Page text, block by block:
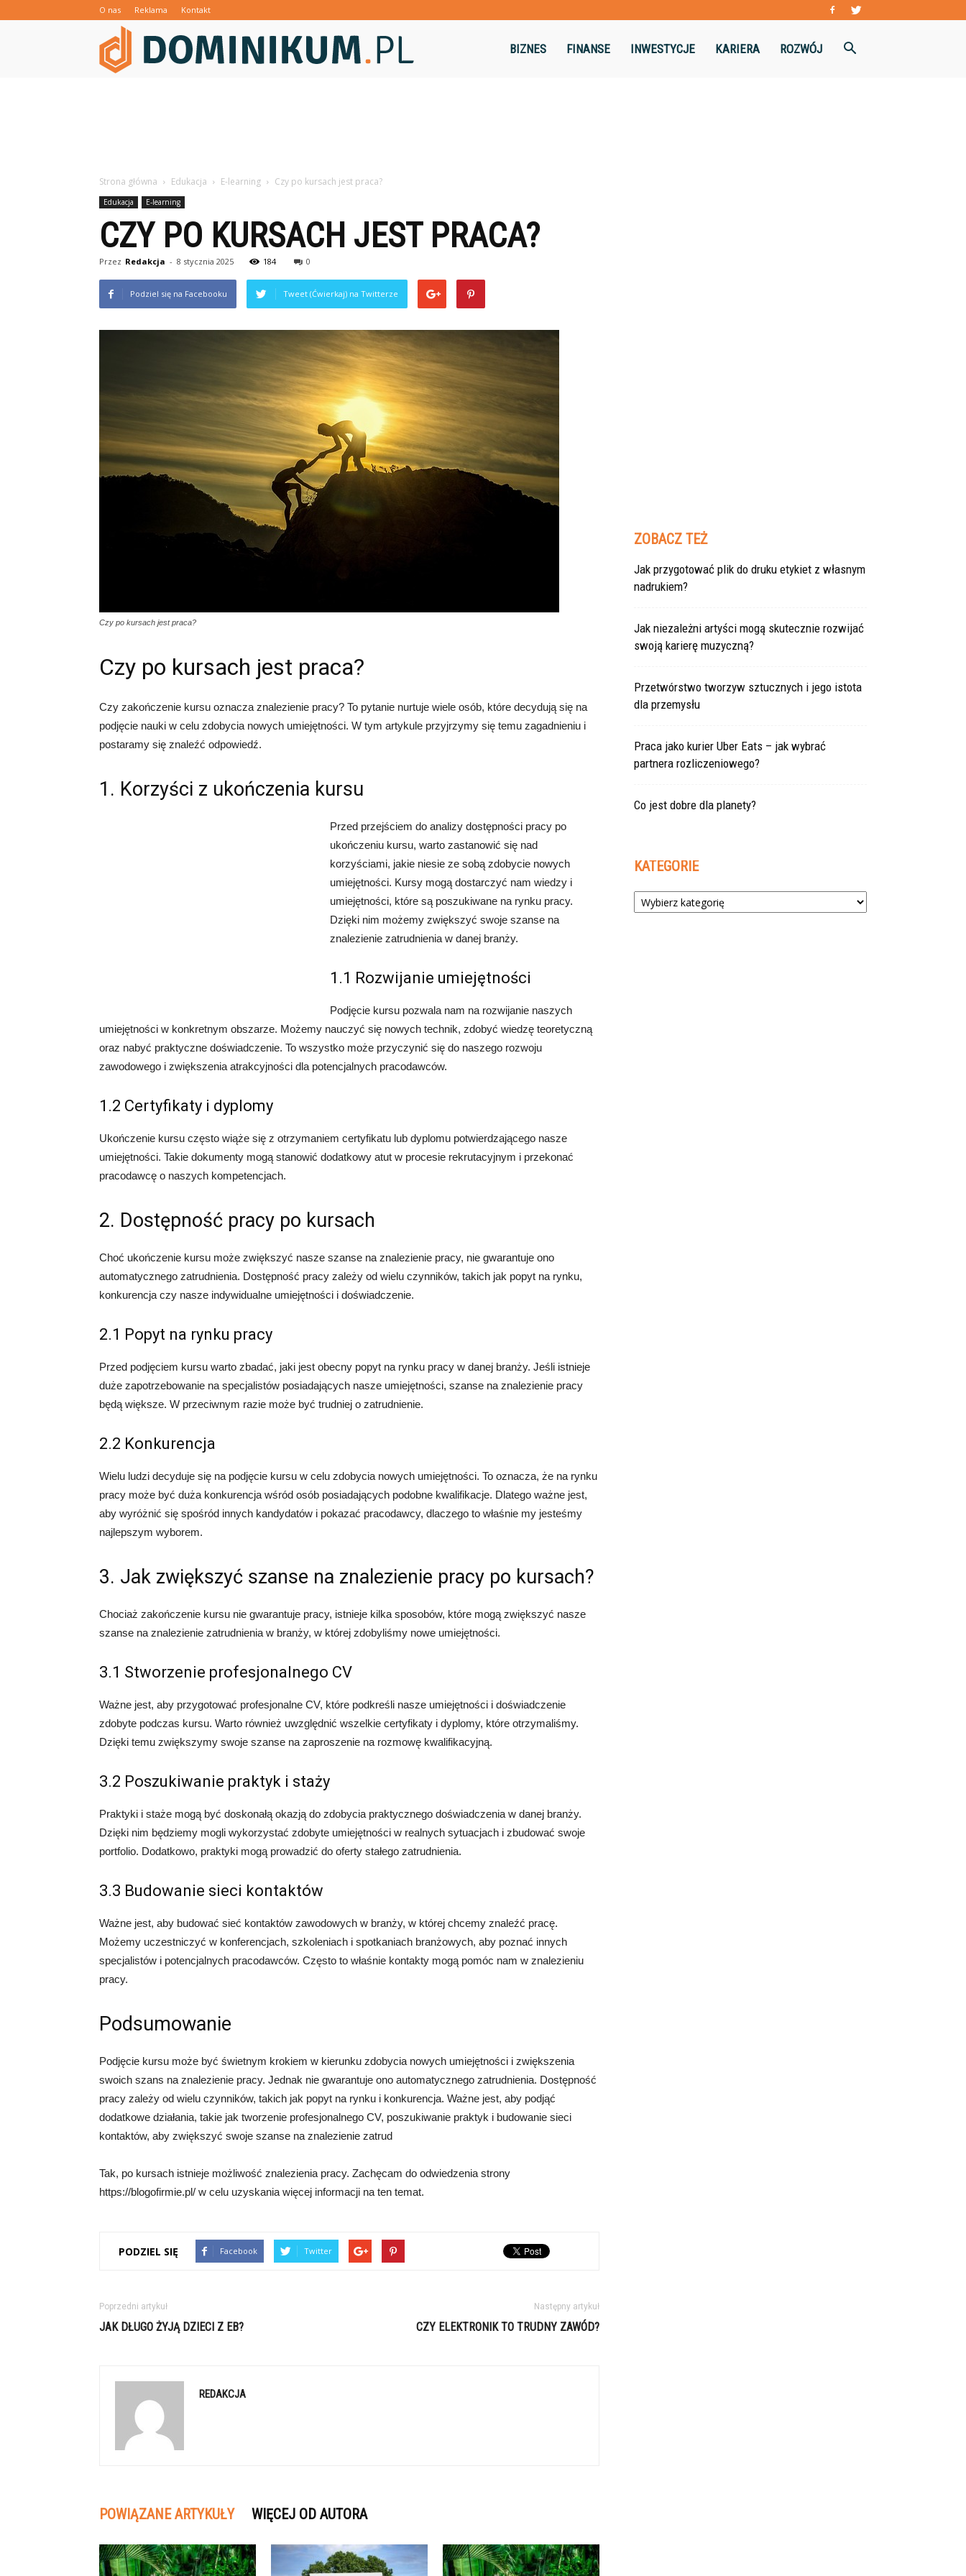
O nas Reklama Kontakt
BIZNES FINANSE INWESTYCJE KARIERA ROZWÓJ
Strona główna Edukacja E-learning Czy po kursach jest praca?
Edukacja E-learning
CZY PO KURSACH JEST PRACA?
Przez Redakcja - 8 stycznia 2025 184 0
Podziel się na Facebooku Tweet (Ćwierkaj) na Twitterze
Czy po kursach jest praca?
Czy po kursach jest praca?
Czy zakończenie kursu oznacza znalezienie pracy? To pytanie nurtuje wiele osób, które decydują się na
podjęcie nauki w celu zdobycia nowych umiejętności. W tym artykule przyjrzymy się temu zagadnieniu i
postaramy się znaleźć odpowiedź.
1. Korzyści z ukończenia kursu
Przed przejściem do analizy dostępności pracy po
ukończeniu kursu, warto zastanowić się nad
korzyściami, jakie niesie ze sobą zdobycie nowych
umiejętności. Kursy mogą dostarczyć nam wiedzy i
umiejętności, które są poszukiwane na rynku pracy.
Dzięki nim możemy zwiększyć swoje szanse na
znalezienie zatrudnienia w danej branży.
1.1 Rozwijanie umiejętności
Podjęcie kursu pozwala nam na rozwijanie naszych
umiejętności w konkretnym obszarze. Możemy nauczyć się nowych technik, zdobyć wiedzę teoretyczną
oraz nabyć praktyczne doświadczenie. To wszystko może przyczynić się do naszego rozwoju
zawodowego i zwiększenia atrakcyjności dla potencjalnych pracodawców.
1.2 Certyfikaty i dyplomy
Ukończenie kursu często wiąże się z otrzymaniem certyfikatu lub dyplomu potwierdzającego nasze
umiejętności. Takie dokumenty mogą stanowić dodatkowy atut w procesie rekrutacyjnym i przekonać
pracodawcę o naszych kompetencjach.
2. Dostępność pracy po kursach
Choć ukończenie kursu może zwiększyć nasze szanse na znalezienie pracy, nie gwarantuje ono
automatycznego zatrudnienia. Dostępność pracy zależy od wielu czynników, takich jak popyt na rynku,
konkurencja czy nasze indywidualne umiejętności i doświadczenie.
2.1 Popyt na rynku pracy
Przed podjęciem kursu warto zbadać, jaki jest obecny popyt na rynku pracy w danej branży. Jeśli istnieje
duże zapotrzebowanie na specjalistów posiadających nasze umiejętności, szanse na znalezienie pracy
będą większe. W przeciwnym razie może być trudniej o zatrudnienie.
2.2 Konkurencja
Wielu ludzi decyduje się na podjęcie kursu w celu zdobycia nowych umiejętności. To oznacza, że na rynku
pracy może być duża konkurencja wśród osób posiadających podobne kwalifikacje. Dlatego ważne jest,
aby wyróżnić się spośród innych kandydatów i pokazać pracodawcy, dlaczego to właśnie my jesteśmy
najlepszym wyborem.
3. Jak zwiększyć szanse na znalezienie pracy po kursach?
Chociaż zakończenie kursu nie gwarantuje pracy, istnieje kilka sposobów, które mogą zwiększyć nasze
szanse na znalezienie zatrudnienia w branży, w której zdobyliśmy nowe umiejętności.
3.1 Stworzenie profesjonalnego CV
Ważne jest, aby przygotować profesjonalne CV, które podkreśli nasze umiejętności i doświadczenie
zdobyte podczas kursu. Warto również uwzględnić wszelkie certyfikaty i dyplomy, które otrzymaliśmy.
Dzięki temu zwiększymy swoje szanse na zaproszenie na rozmowę kwalifikacyjną.
3.2 Poszukiwanie praktyk i staży
Praktyki i staże mogą być doskonałą okazją do zdobycia praktycznego doświadczenia w danej branży.
Dzięki nim będziemy mogli wykorzystać zdobyte umiejętności w realnych sytuacjach i zbudować swoje
portfolio. Dodatkowo, praktyki mogą prowadzić do oferty stałego zatrudnienia.
3.3 Budowanie sieci kontaktów
Ważne jest, aby budować sieć kontaktów zawodowych w branży, w której chcemy znaleźć pracę.
Możemy uczestniczyć w konferencjach, szkoleniach i spotkaniach branżowych, aby poznać innych
specjalistów i potencjalnych pracodawców. Często to właśnie kontakty mogą pomóc nam w znalezieniu
pracy.
Podsumowanie
Podjęcie kursu może być świetnym krokiem w kierunku zdobycia nowych umiejętności i zwiększenia
swoich szans na znalezienie pracy. Jednak nie gwarantuje ono automatycznego zatrudnienia. Dostępność
pracy zależy od wielu czynników, takich jak popyt na rynku i konkurencja. Ważne jest, aby podjąć
dodatkowe działania, takie jak tworzenie profesjonalnego CV, poszukiwanie praktyk i budowanie sieci
kontaktów, aby zwiększyć swoje szanse na znalezienie zatrud
Tak, po kursach istnieje możliwość znalezienia pracy. Zachęcam do odwiedzenia strony
https://blogofirmie.pl/ w celu uzyskania więcej informacji na ten temat.
PODZIEL SIĘ Facebook Twitter
Poprzedni artykuł
JAK DŁUGO ŻYJĄ DZIECI Z EB?
Następny artykuł
CZY ELEKTRONIK TO TRUDNY ZAWÓD?
REDAKCJA
POWIĄZANE ARTYKUŁY WIĘCEJ OD AUTORA
ZOBACZ TEŻ
Jak przygotować plik do druku etykiet z własnym
nadrukiem?
Jak niezależni artyści mogą skutecznie rozwijać
swoją karierę muzyczną?
Przetwórstwo tworzyw sztucznych i jego istota
dla przemysłu
Praca jako kurier Uber Eats – jak wybrać
partnera rozliczeniowego?
Co jest dobre dla planety?
KATEGORIE
Kategorie